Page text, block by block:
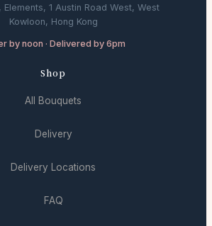
Elements, 1 Austin Road West, West
Kowloon, Hong Kong
by noon · Delivered by 6pm
Shop
All Bouquets
Delivery
Delivery Locations
FAQ